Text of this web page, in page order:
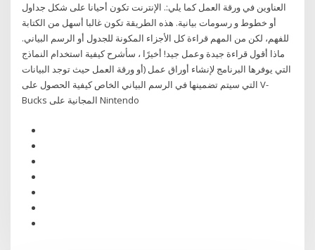
العناوين في ورقة العمل كما يلي:. الإنترنت تكون أحيانا على شكل جداول
أو خطوط و رسومات بيانية. هذه الطريقة تكون غالبا أسهل من الكتابة
للفهم، لكن من المهم قراءة كل الأجزاء المكونة للجدول أو الرسم البياني.
ماذا أقول قراءة جيدة وعمل جيد! أخيرًا ، سأشرح كيفية استخدام النماذج
التي يوفرها البرنامج لإنشاء أوراق عمل (أو ورقة العمل حيث توجد البيانات
التي سيتم تضمينها في الرسم البياني الخاص كيفية الحصول على V-
Bucks المجانية على Nintendo